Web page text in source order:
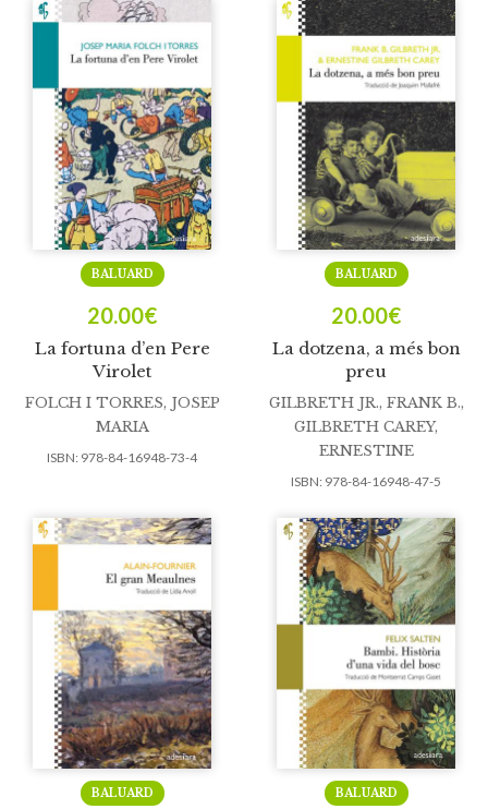
La fortuna d’en Pere
Virolet
BALUARD
20.00€
FOLCH I TORRES, JOSEP
MARIA
ISBN: 978-84-16948-73-4
La dotzena, a més bon
preu
BALUARD
20.00€
GILBRETH JR., FRANK B.,
GILBRETH CAREY,
ERNESTINE
ISBN: 978-84-16948-47-5
BALUARD BALUARD